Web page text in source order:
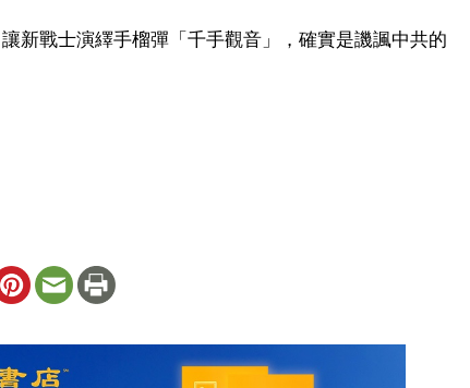
新戰士演繹手榴彈「千手觀音」，確實是譏諷中共的